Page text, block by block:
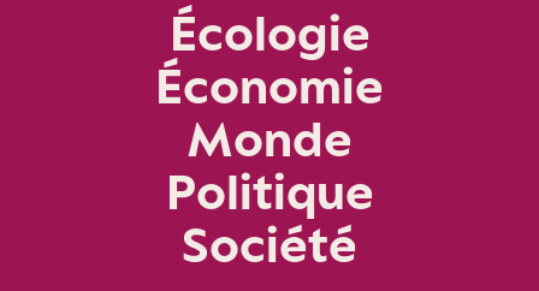
Écologie
Économie
Monde
Politique
Société